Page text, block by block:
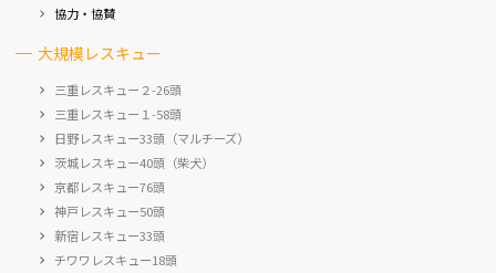
協力・協賛
大規模レスキュー
三重レスキュー２-26頭
三重レスキュー１-58頭
日野レスキュー33頭（マルチーズ）
茨城レスキュー40頭（柴犬）
京都レスキュー76頭
神戸レスキュー50頭
新宿レスキュー33頭
チワワレスキュー18頭